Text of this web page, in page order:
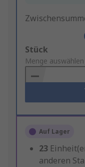
Add
to
Basket
Stück
Menge
Auf Lager
23
anderen